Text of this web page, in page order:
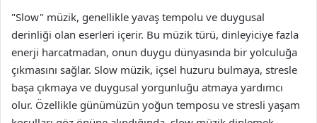
"Slow" müzik, genellikle yavaş tempolu ve duygusal
derinliği olan eserleri içerir. Bu müzik türü, dinleyiciye fazla
enerji harcatmadan, onun duygu dünyasında bir yolculuğa
çıkmasını sağlar. Slow müzik, içsel huzuru bulmaya, stresle
başa çıkmaya ve duygusal yorgunluğu atmaya yardımcı
olur. Özellikle günümüzün yoğun temposu ve stresli yaşam